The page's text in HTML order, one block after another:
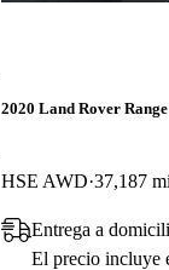
2020 Land Rover
HSE AWD 37,187
Entrega a
El precio incluye